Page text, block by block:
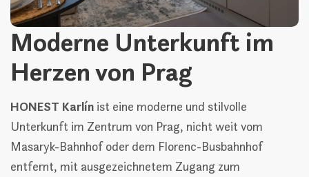
Moderne Unterkunft im
Herzen von Prag
HONEST Karlín ist eine moderne und stilvolle
Unterkunft im Zentrum von Prag, nicht weit vom
Masaryk-Bahnhof oder dem Florenc-Busbahnhof
entfernt, mit ausgezeichnetem Zugang zum